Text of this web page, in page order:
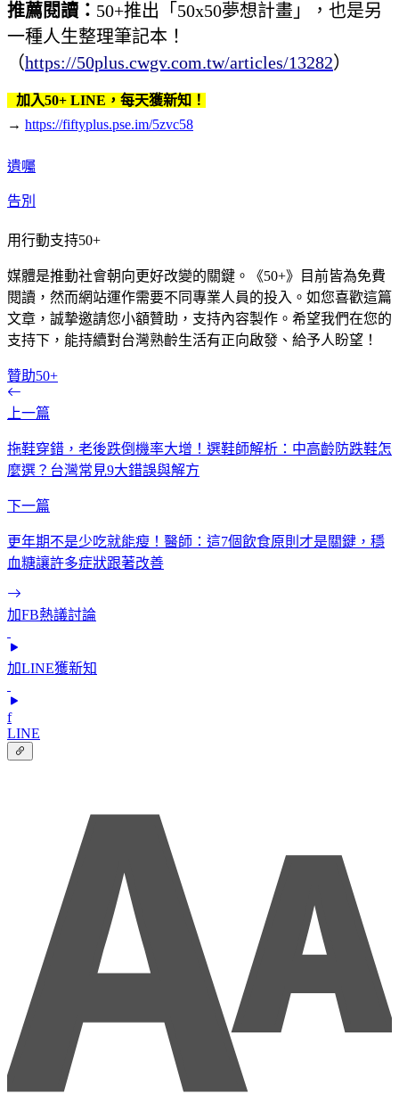
推薦閱讀： 50+推出「50x50夢想計畫」，也是另
一種人生整理筆記本！
（https://50plus.cwgv.com.tw/articles/13282）
加入50+ LINE，每天獲新知！
→ https://fiftyplus.pse.im/5zvc58
遺囑
告別
用行動支持50+
媒體是推動社會朝向更好改變的關鍵。《50+》目前皆為免費
閱讀，然而網站運作需要不同專業人員的投入。如您喜歡這篇
文章，誠摯邀請您小額贊助，支持內容製作。希望我們在您的
支持下，能持續對台灣熟齡生活有正向啟發、給予人盼望！
贊助50+
上一篇
拖鞋穿錯，老後跌倒機率大增！選鞋師解析：中高齡防跌鞋怎
麼選？台灣常見9大錯誤與解方
下一篇
更年期不是少吃就能瘦！醫師：這7個飲食原則才是關鍵，穩
血糖讓許多症狀跟著改善
加FB熱議討論
加LINE獲新知
f
LINE